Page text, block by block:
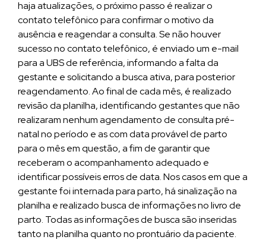
haja atualizações, o próximo passo é realizar o
contato telefônico para confirmar o motivo da
ausência e reagendar a consulta. Se não houver
sucesso no contato telefônico, é enviado um e-mail
para a UBS de referência, informando a falta da
gestante e solicitando a busca ativa, para posterior
reagendamento. Ao final de cada mês, é realizado
revisão da planilha, identificando gestantes que não
realizaram nenhum agendamento de consulta pré-
natal no período e as com data provável de parto
para o mês em questão, a fim de garantir que
receberam o acompanhamento adequado e
identificar possíveis erros de data. Nos casos em que a
gestante foi internada para parto, há sinalização na
planilha e realizado busca de informações no livro de
parto. Todas as informações de busca são inseridas
tanto na planilha quanto no prontuário da paciente.